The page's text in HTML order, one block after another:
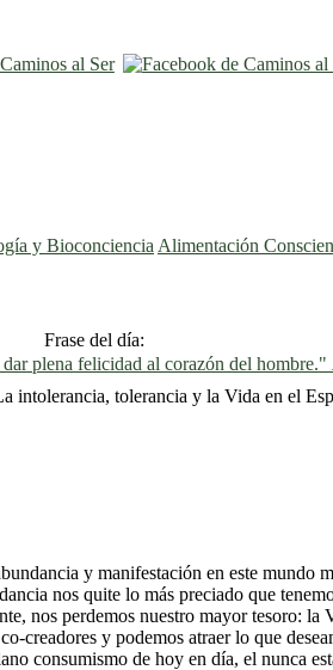
y Bioconciencia Alimentación
Frase del día:
plena felicidad al corazón del hombre."
intolerancia, tolerancia y la Vida en el
y manifestación en este
nos quite lo más preciado que
nos perdemos nuestro mayor tesoro: la
y podemos atraer lo que
consumismo de hoy en día, el nunca